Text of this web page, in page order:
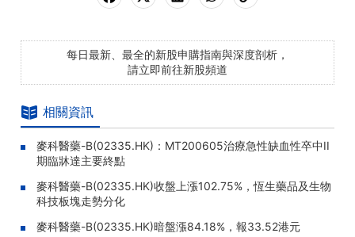
每日最新、最全的新股申購指南與深度剖析，
請立即前往新股頻道
相關資訊
麥科醫藥-B(02335.HK)：MT200605治療急性缺血性卒中II
期臨牀達主要終點
麥科醫藥-B(02335.HK)收盤上漲102.75%，恆生藥品及生物
科技板塊走勢分化
麥科醫藥-B(02335.HK)暗盤漲84.18%，報33.52港元